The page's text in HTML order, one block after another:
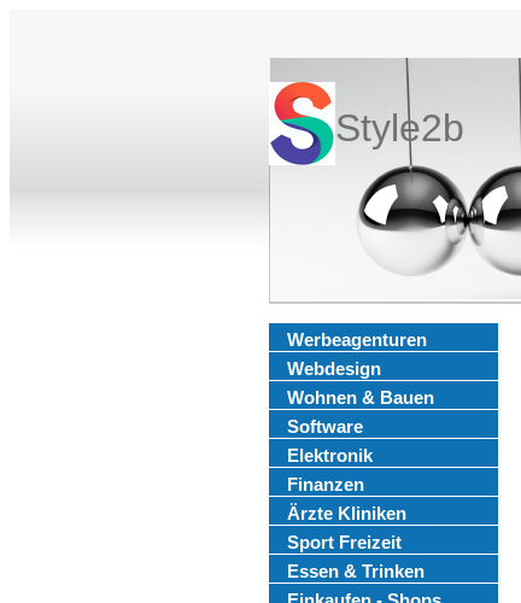
Style2b
Werbeagenturen
Webdesign
Wohnen & Bauen
Software
Elektronik
Finanzen
Ärzte Kliniken
Sport Freizeit
Essen & Trinken